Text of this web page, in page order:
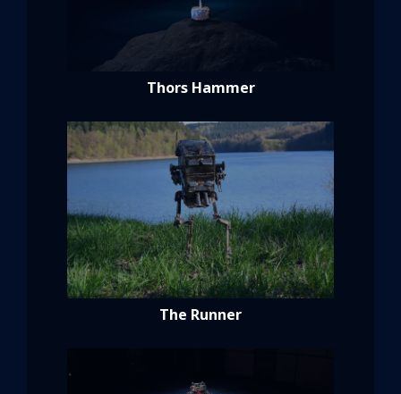
Thors Hammer
The Runner